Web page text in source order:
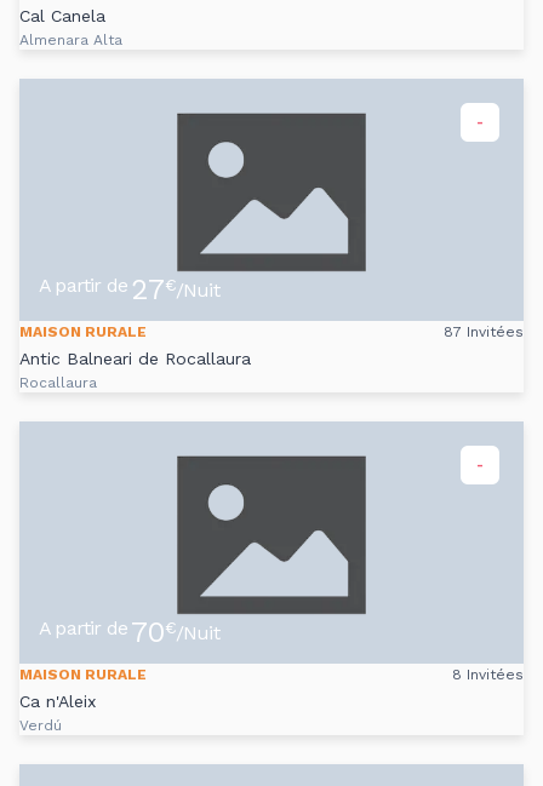
Cal Canela
Almenara Alta
-
A partir de 27€/Nuit
MAISON RURALE 87 Invitées
Antic Balneari de Rocallaura
Rocallaura
-
A partir de 70€/Nuit
MAISON RURALE 8 Invitées
Ca n'Aleix
Verdú